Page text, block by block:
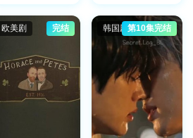
克·穆罕默德,科
林·萨蒙,马克·希
尼克,里奥·苏特,
戴维娜·西塔拉
姆,Tim,Ingall,Adam,King-
Sekera,Jane,Stanness,Lucy,Ware,Eliot,Salt
欧美剧 完结 韩国剧第10集完结